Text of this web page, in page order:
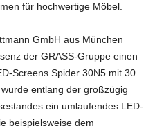
für hochwertige Möbel.
GmbH aus München
der GRASS-Gruppe einen
Screens Spider 30N5 mit 30
entlang der großzügig
ein umlaufendes LED-
beispielsweise dem